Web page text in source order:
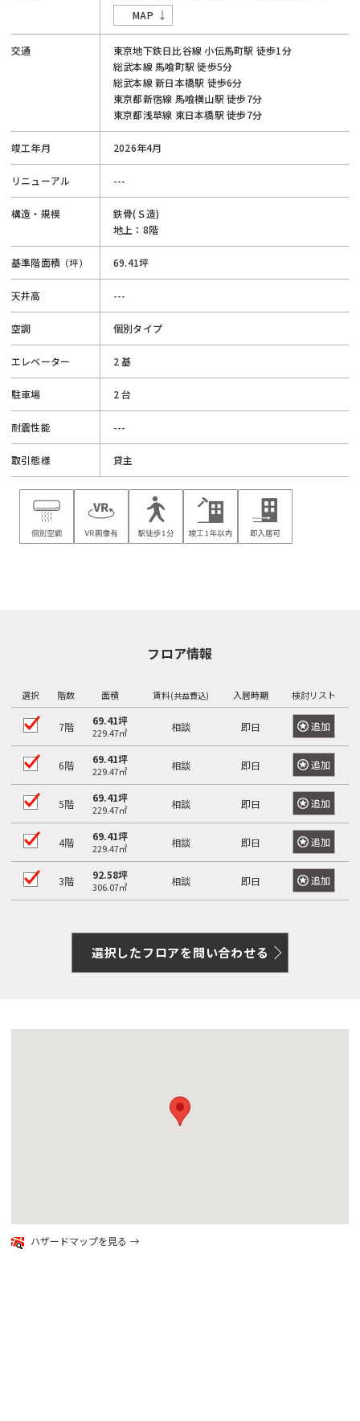
MAP
交通 東京地下鉄日比谷線 小伝馬町駅 徒歩1分
総武本線 馬喰町駅 徒歩5分
総武本線新日本橋駅 徒歩6分
東京都新宿線 馬喰横山駅 徒歩7分
東京都浅草線 東日本橋駅 徒歩7分
竣工年月 2026年4月
リニューアル ---
構造・規模
鉄骨(Ｓ造)
地上：8階
基準階面積 （坪） 69.41坪
天井高 ---
空調 個別タイプ
エレベーター 2 基
駐車場 2 台
耐震性能 ---
取引態様 貸主
フロア情報
選択 階数 面積 賃料(共益費込) 入居時期 検討リスト
7階 69.41坪
229.47㎡ 相談 即日 追加
6階 69.41坪
229.47㎡ 相談 即日 追加
5階 69.41坪
229.47㎡ 相談 即日 追加
4階 69.41坪
229.47㎡ 相談 即日 追加
3階 92.58坪
306.07㎡ 相談 即日 追加
選択したフロアを問い合わせる
ハザードマップを見る